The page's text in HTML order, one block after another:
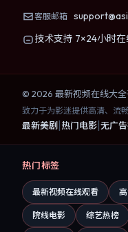
客服邮箱
技术支持 7×24小时在
© 2026 最新视频在线大全
致力于为影迷提供高清、流
最新美剧 |热门电影|无广
热门标签
最新视频在线观看
院线电影 综艺热榜